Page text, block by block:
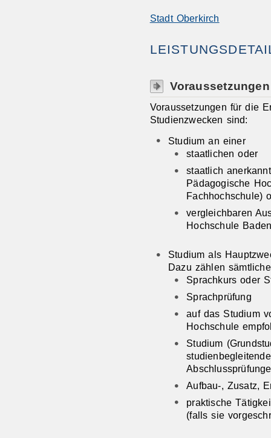
Stadt Oberkirch
Voraussetzungen
Voraussetzungen für die
Studienzwecken sind:
Studium an einer
staatlichen oder
staatlich
Pädagogische
Fachhochschule)
vergleichbaren
Hochschule
Studium als
Dazu zählen
Sprachkurs oder
Sprachprüfung
auf das Studium
Hochschule
Studium
Aufbau-, Zusatz,
praktische
(falls sie